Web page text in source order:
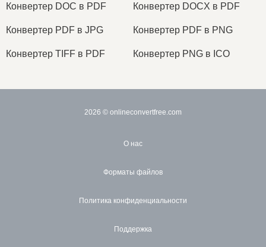
Конвертер DOC в PDF Конвертер DOCX в PDF
Конвертер PDF в JPG Конвертер PDF в PNG
Конвертер TIFF в PDF Конвертер PNG в ICO
2026 © onlineconvertfree.com
О нас
Форматы файлов
Политика конфиденциальности
Поддержка